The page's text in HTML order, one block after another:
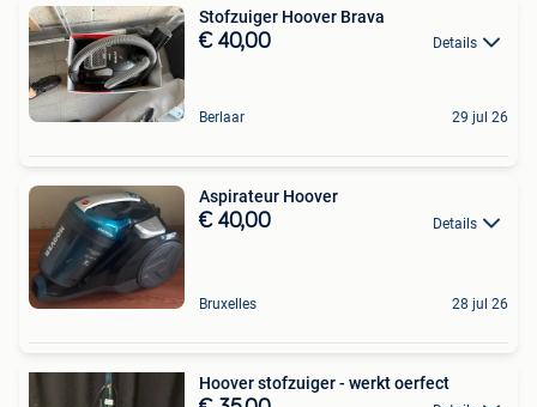
Stofzuiger Hoover Brava
€ 40,00 Details
Berlaar 29 jul 26
Aspirateur Hoover
€ 40,00 Details
Bruxelles 28 jul 26
Hoover stofzuiger - werkt oerfect